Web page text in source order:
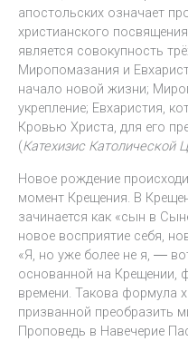
апостольских означает
христианского
является совокупность
Миропомазания и
начало новой жизни;
укрепление; Евхаристия,
Кровью Христа, для его
(Катехизис Католической
Новое рождение
момент Крещения. В
зачинается как «сын в
новое восприятие себя,
«Я, но уже более не я, ―
основанной на Крещении,
времени. Такова формула
призванной преобразить
Проповедь в Навечерие